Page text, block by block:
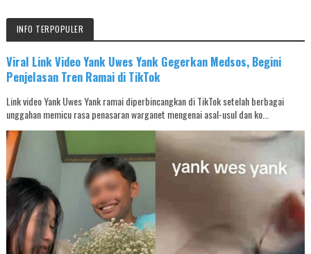
INFO TERPOPULER
Viral Link Video Yank Uwes Yank Gegerkan Medsos, Begini
Penjelasan Tren Ramai di TikTok
Link video Yank Uwes Yank ramai diperbincangkan di TikTok setelah berbagai
unggahan memicu rasa penasaran warganet mengenai asal-usul dan ko...